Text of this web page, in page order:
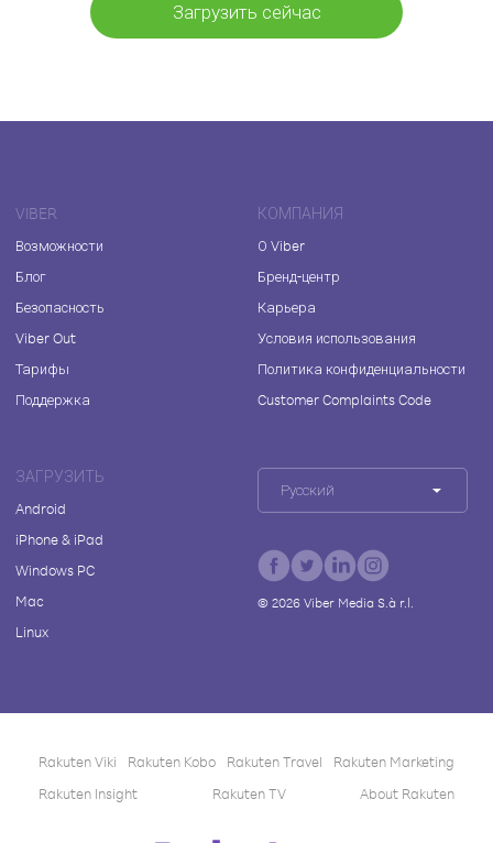
Загрузить сейчас
VIBER
Возможности
Блог
Безопасность
Viber Out
Тарифы
Поддержка
КОМПАНИЯ
О Viber
Бренд-центр
Карьера
Условия использования
Политика конфиденциальности
Customer Complaints Code
ЗАГРУЗИТЬ
Android
iPhone & iPad
Windows PC
Mac
Linux
Русский
© 2026Viber Media S.à r.l.
Rakuten Viki Rakuten Kobo Rakuten Travel
Rakuten Marketing
Rakuten Insight
Rakuten TV About Rakuten